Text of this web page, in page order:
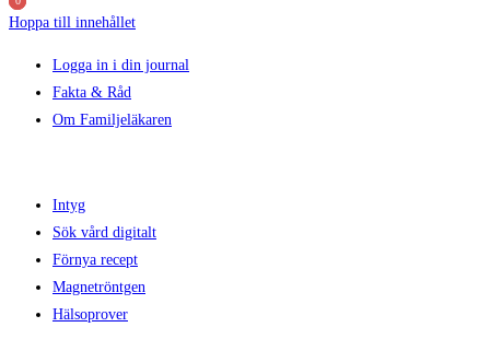
Hoppa till innehållet
Logga in i din journal
Fakta & Råd
Om Familjeläkaren
Intyg
Sök vård digitalt
Förnya recept
Magnetröntgen
Hälsoprover